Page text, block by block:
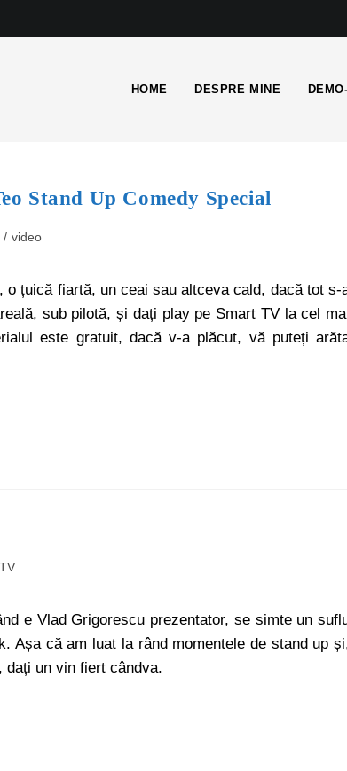
HOME DESPRE MINE
Stand Up Comedy Special
/ video
țuică fiartă, un ceai sau altceva cald, dacă tot s-
sub pilotă, și dați play pe Smart TV la cel
este gratuit, dacă v-a plăcut, vă puteți
TV
e Vlad Grigorescu prezentator, se simte un
Așa că am luat la rând momentele de stand up
dați un vin fiert cândva.